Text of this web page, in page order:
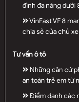
đình đa năng
VinFast VF 8
chia sẻ của chủ
Tư vấn ô tô
Những căn cứ
an toàn trẻ em từ
Điểm danh các